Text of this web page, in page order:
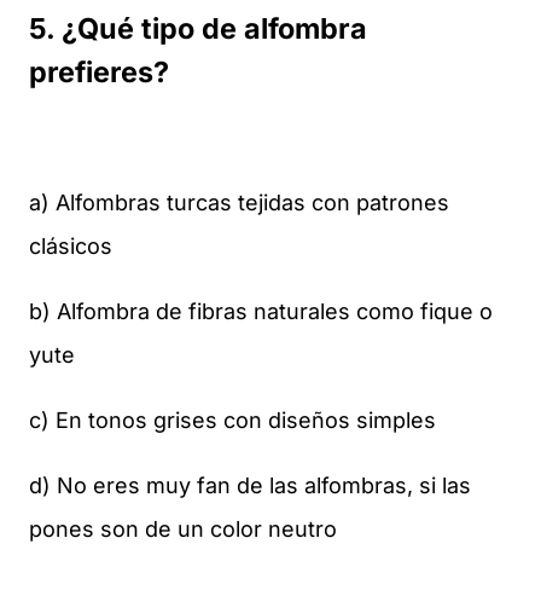
5. ¿Qué tipo de alfombra
prefieres?
a) Alfombras turcas tejidas con patrones
clásicos
b) Alfombra de fibras naturales como fique o
yute
c) En tonos grises con diseños simples
d) No eres muy fan de las alfombras, si las
pones son de un color neutro